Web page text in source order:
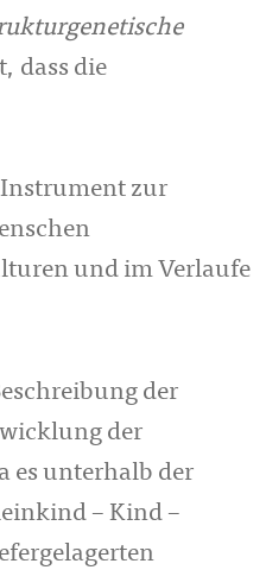
dass die
Instrument zur
und im Verlaufe
der
der
es unterhalb der
– Kind –